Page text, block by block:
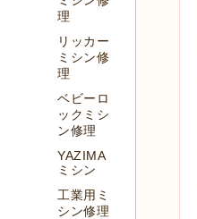
理
リッカー
ミシン修
理
ベビーロ
ックミシ
ン修理
YAZIMA
ミシン
工業用ミ
シン修理